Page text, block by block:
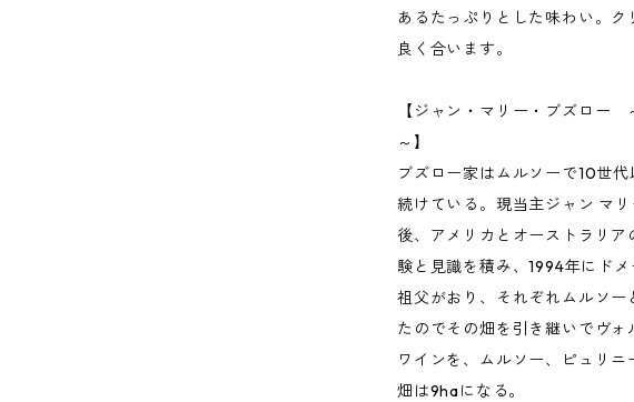
あるたっぷりとした味わい。
良く合います。
【ジャン・マリー・ブズロー
～】
ブズロー家はムルソーで10世
続けている。現当主ジャン マ
後、アメリカとオーストラリ
験と見識を積み、1994年にド
祖父がおり、それぞれムルソ
たのでその畑を引き継いでヴ
ワインを、ムルソー、ピュリ
畑は9haになる。